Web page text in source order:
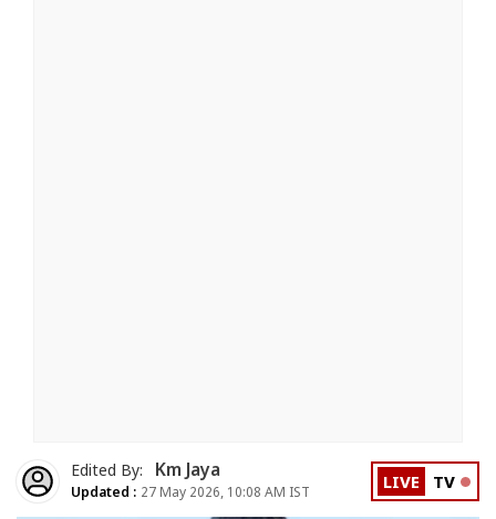
Edited By: Km Jaya
Updated : 27 May 2026, 10:08 AM IST LIVE TV